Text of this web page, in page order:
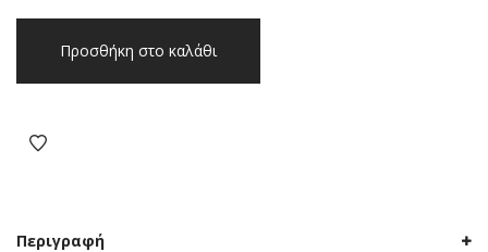
Club
Sneakers
Προσθήκη στο καλάθι
Περιγραφή